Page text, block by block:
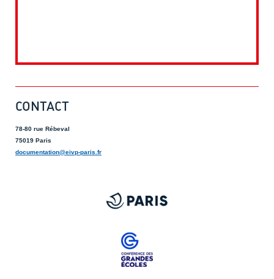
CONTACT
78-80 rue Rébeval
75019 Paris
documentation@eivp-paris.fr